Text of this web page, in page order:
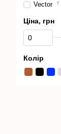
Vector 7
Ціна, грн
Від Ціна, грн
До Ціна, грн
Колір